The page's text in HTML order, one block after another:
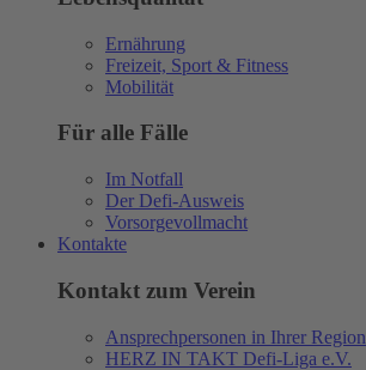
Ernährung
Freizeit, Sport & Fitness
Mobilität
Für alle Fälle
Im Notfall
Der Defi-Ausweis
Vorsorgevollmacht
Kontakte
Kontakt zum Verein
Ansprechpersonen in Ihrer Region
HERZ IN TAKT Defi-Liga e.V.